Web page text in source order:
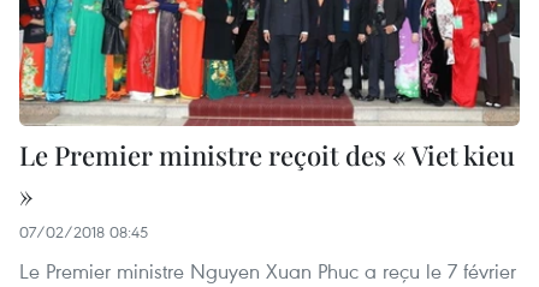
Le Premier ministre reçoit des « Viet kieu
»
07/02/2018 08:45
Le Premier ministre Nguyen Xuan Phuc a reçu le 7 février